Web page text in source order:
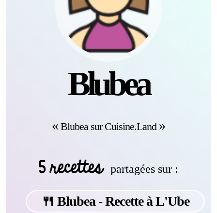
Blubea
Blubea sur Cuisine.Land
5 recettes partagées sur :
🍴 Blubea - Recette à L'Ube